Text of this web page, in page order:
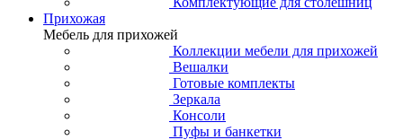
Прихожая
Мебель для прихожей
Коллекции мебели для прихожей
Вешалки
Готовые комплекты
Зеркала
Консоли
Пуфы и банкетки